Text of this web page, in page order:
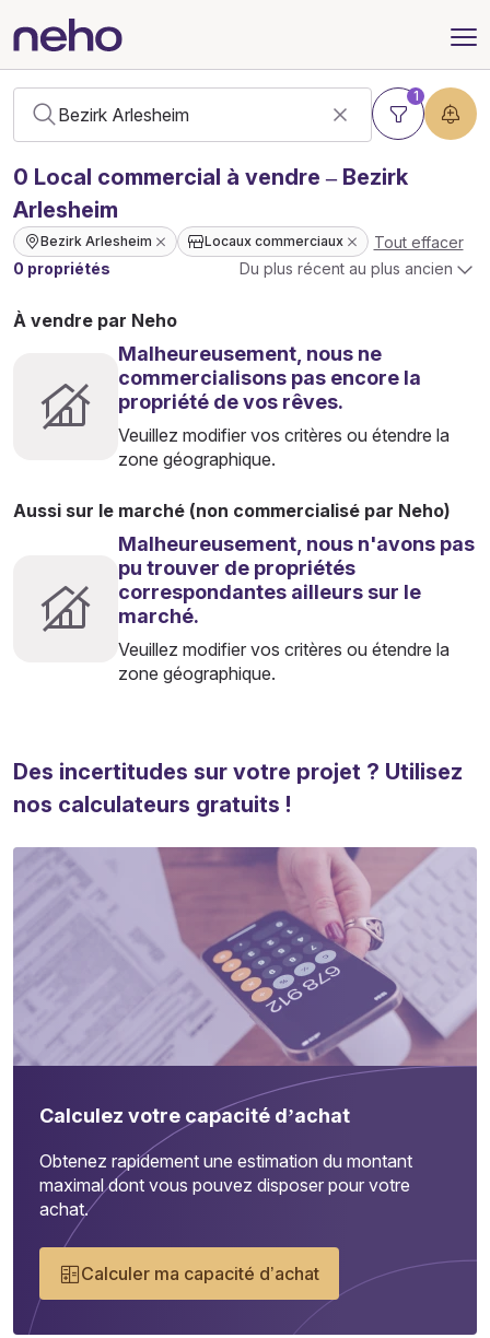
1
0 Local commercial à vendre – Bezirk
Arlesheim
Bezirk Arlesheim Locaux commerciaux
Tout effacer
0 propriétés
Du plus récent au plus ancien
À vendre par Neho
Malheureusement, nous ne
commercialisons pas encore la
propriété de vos rêves.
Veuillez modifier vos critères ou étendre la
zone géographique.
Aussi sur le marché (non commercialisé par Neho)
Malheureusement, nous n'avons pas
pu trouver de propriétés
correspondantes ailleurs sur le
marché.
Veuillez modifier vos critères ou étendre la
zone géographique.
Des incertitudes sur votre projet ? Utilisez
nos calculateurs gratuits !
Calculez votre capacité d’achat
Obtenez rapidement une estimation du montant
maximal dont vous pouvez disposer pour votre
achat.
Calculer ma capacité d’achat